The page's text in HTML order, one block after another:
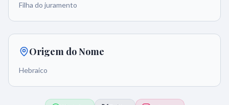
Filha do juramento
Origem do Nome
Hebraico